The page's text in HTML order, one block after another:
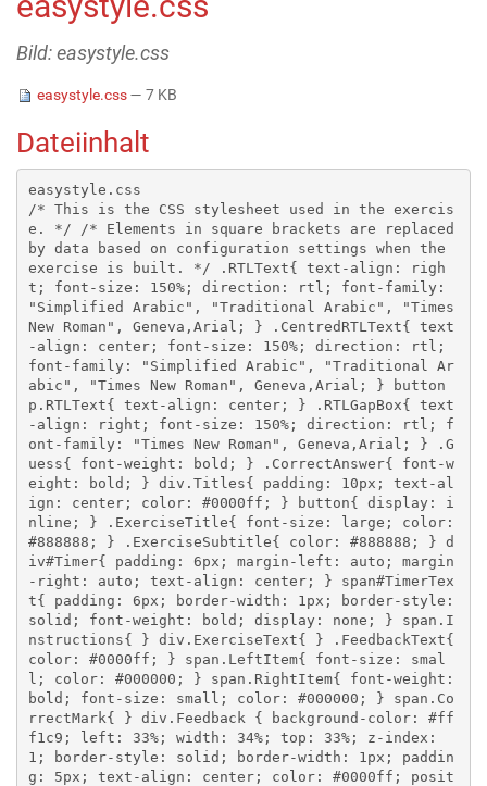
Bild: easystyle.css
easystyle.css— 7 KB
Dateiinhalt
easystyle.css
/* This is the CSS stylesheet used in the exercis
e. */ /* Elements in square brackets are replaced
by data based on configuration settings when the
exercise is built. */ .RTLText{ text-align: righ
t; font-size: 150%; direction: rtl; font-family:
"Simplified Arabic", "Traditional Arabic", "Times
New Roman", Geneva,Arial; } .CentredRTLText{ text
-align: center; font-size: 150%; direction: rtl;
font-family: "Simplified Arabic", "Traditional Ar
abic", "Times New Roman", Geneva,Arial; } button
p.RTLText{ text-align: center; } .RTLGapBox{ text
-align: right; font-size: 150%; direction: rtl; f
ont-family: "Times New Roman", Geneva,Arial; } .G
uess{ font-weight: bold; } .CorrectAnswer{ font-w
eight: bold; } div.Titles{ padding: 10px; text-al
ign: center; color: #0000ff; } button{ display: i
nline; } .ExerciseTitle{ font-size: large; color:
#888888; } .ExerciseSubtitle{ color: #888888; } d
iv#Timer{ padding: 6px; margin-left: auto; margin
-right: auto; text-align: center; } span#TimerTex
t{ padding: 6px; border-width: 1px; border-style:
solid; font-weight: bold; display: none; } span.I
nstructions{ } div.ExerciseText{ } .FeedbackText{
color: #0000ff; } span.LeftItem{ font-size: smal
l; color: #000000; } span.RightItem{ font-weight:
bold; font-size: small; color: #000000; } span.Co
rrectMark{ } div.Feedback { background-color: #ff
f1c9; left: 33%; width: 34%; top: 33%; z-index:
1; border-style: solid; border-width: 1px; paddin
g: 5px; text-align: center; color: #0000ff; posit